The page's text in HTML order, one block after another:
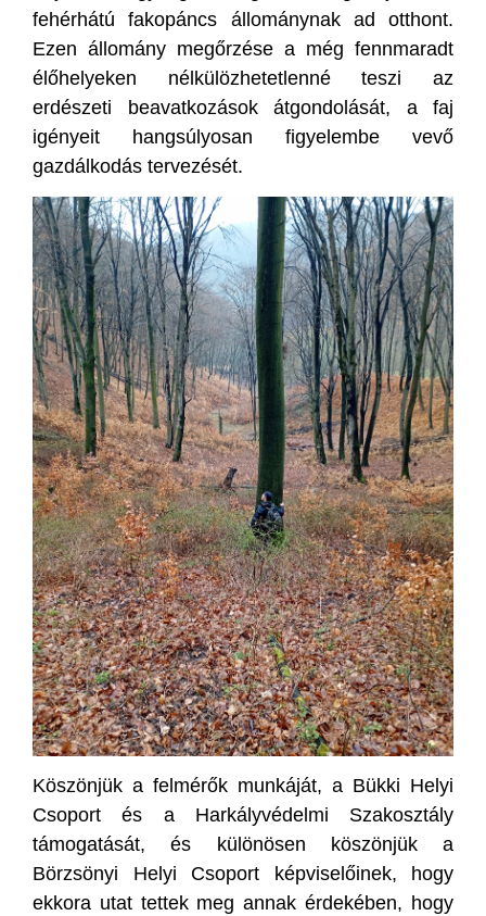
fehérhátú fakopáncs állománynak ad otthont.
Ezen állomány megőrzése a még fennmaradt
élőhelyeken nélkülözhetetlenné teszi az
erdészeti beavatkozások átgondolását, a faj
igényeit hangsúlyosan figyelembe vevő
gazdálkodás tervezését.
Köszönjük a felmérők munkáját, a Bükki Helyi
Csoport és a Harkályvédelmi Szakosztály
támogatását, és különösen köszönjük a
Börzsönyi Helyi Csoport képviselőinek, hogy
ekkora utat tettek meg annak érdekében, hogy